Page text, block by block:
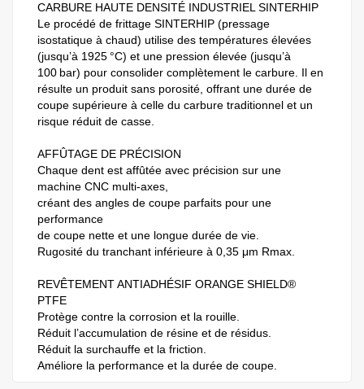
CARBURE HAUTE DENSITÉ INDUSTRIEL SINTERHIP
Le procédé de frittage SINTERHIP (pressage
isostatique à chaud) utilise des températures élevées
(jusqu’à 1925 °C) et une pression élevée (jusqu’à
100 bar) pour consolider complètement le carbure. Il en
résulte un produit sans porosité, offrant une durée de
coupe supérieure à celle du carbure traditionnel et un
risque réduit de casse.
AFFÛTAGE DE PRÉCISION
Chaque dent est affûtée avec précision sur une
machine CNC multi-axes,
créant des angles de coupe parfaits pour une
performance
de coupe nette et une longue durée de vie.
Rugosité du tranchant inférieure à 0,35 μm Rmax.
REVÊTEMENT ANTIADHÉSIF ORANGE SHIELD®
PTFE
Protège contre la corrosion et la rouille.
Réduit l’accumulation de résine et de résidus.
Réduit la surchauffe et la friction.
Améliore la performance et la durée de coupe.